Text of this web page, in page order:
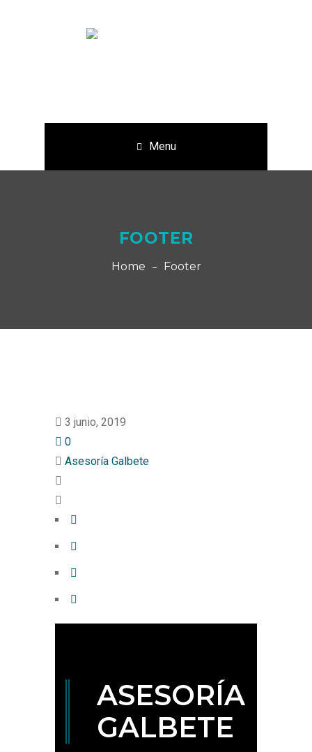
Menu
FOOTER
Home Footer
3 junio, 2019
0
Asesoría Galbete
ASESORÍA
GALBETE